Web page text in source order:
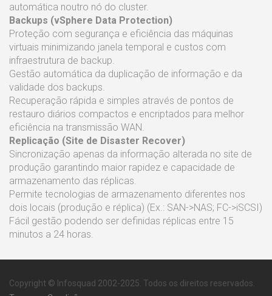
automática noutro nó do cluster.
Backups (vSphere Data Protection)
Proteção com segurança e eficiência das máquinas
virtuais minimizando janela temporal e custos com
infraestrutura de backup.
Gestão automática da duplicação de informação e da
validade dos backups.
Recuperação rápida e simples através de pontos de
restauro diários compactos e encriptados para melhor
eficiência na transmissão WAN.
Replicação (Site de Disaster Recover)
Sincronização apenas da informação alterada no site de
produção garantindo maior rapidez e capacidade de
armazenamento das réplicas.
Permite tecnologias de armazenamento diferentes nos
dois locais (produção e réplica) (Ex.: SAN->NAS; FC->iSCSI)
Fácil gestão podendo ser definidas réplicas entre 15
minutos a 24 horas.
Copyright © Infosquad 2002-2025. Todos os direitos reservados.